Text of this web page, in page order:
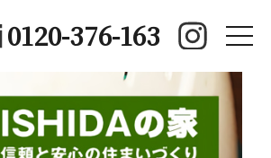
0120-376-163
toggle